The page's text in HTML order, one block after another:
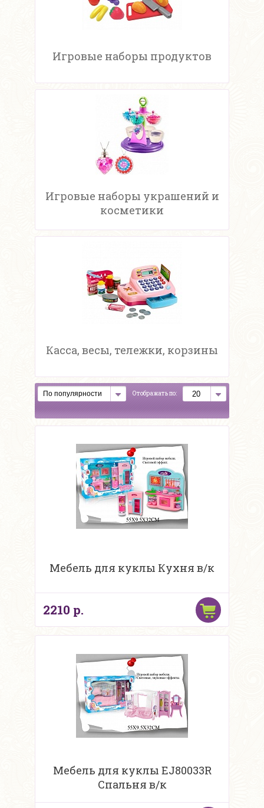
Игровые наборы продуктов
Игровые наборы украшений и
косметики
Касса, весы, тележки, корзины
Отображать по:
Мебель для куклы Кухня в/к
2210 р.
Мебель для куклы EJ80033R
Спальня в/к